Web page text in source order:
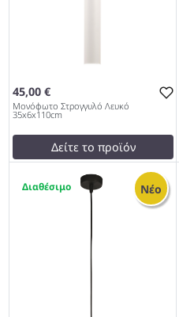
45,00 €
Μονόφωτο Στρογγυλό Λευκό
35x6x110cm
Δείτε το προϊόν
testFalse
Νέο